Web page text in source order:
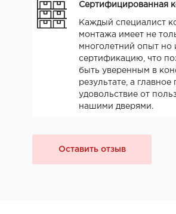
Сертифицированная
Каждый специалист
монтажа имеет не
многолетний опыт но
сертификацию, что
быть уверенным в
результате, а главное
удовольствие от
нашими дверями.
Оставить отзыв